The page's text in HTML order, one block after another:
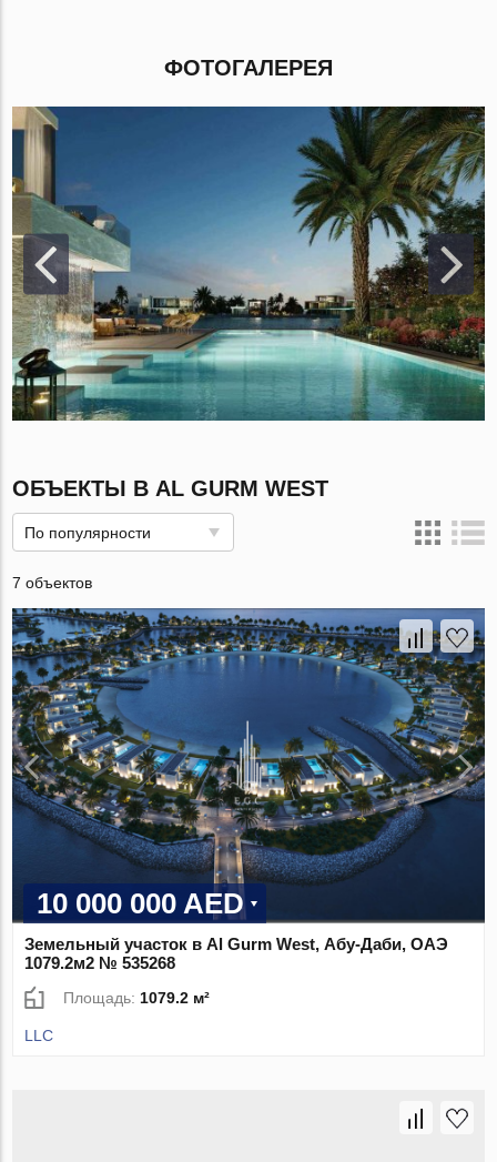
ФОТОГАЛЕРЕЯ
ОБЪЕКТЫ В AL GURM WEST
По популярности
7 объектов
10 000 000 AED
Земельный участок в Al Gurm West, Абу-Даби, ОАЭ
1079.2м2 № 535268
Площадь: 1079.2 м²
LLC